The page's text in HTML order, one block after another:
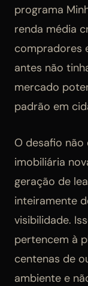
programa
renda média
compradores
antes não
mercado
padrão em
O desafio
imobiliária
geração de
inteiramente
visibilidade.
pertencem à
centenas de
ambiente e